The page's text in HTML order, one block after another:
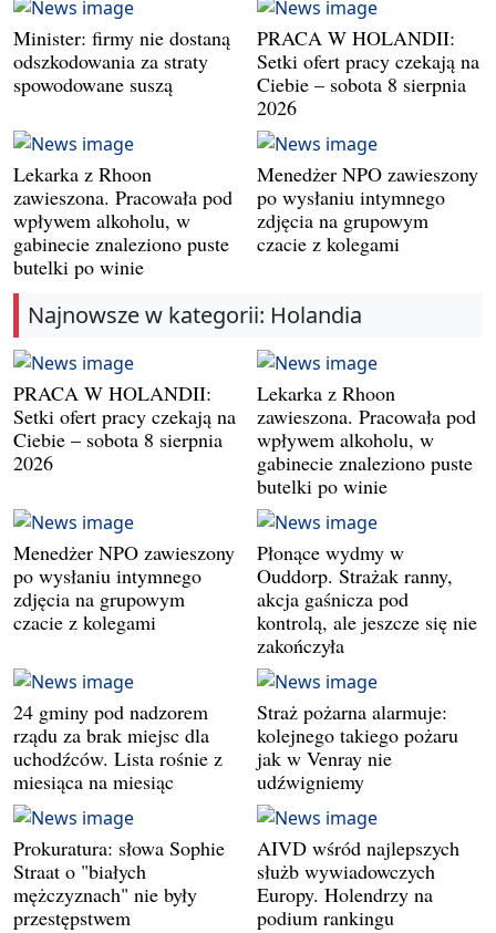
Minister: firmy nie dostaną
odszkodowania za straty
spowodowane suszą
PRACA W HOLANDII:
Setki ofert pracy czekają na
Ciebie – sobota 8 sierpnia
2026
Lekarka z Rhoon
zawieszona. Pracowała pod
wpływem alkoholu, w
gabinecie znaleziono puste
butelki po winie
Menedżer NPO zawieszony
po wysłaniu intymnego
zdjęcia na grupowym
czacie z kolegami
Najnowsze w kategorii: Holandia
PRACA W HOLANDII:
Setki ofert pracy czekają na
Ciebie – sobota 8 sierpnia
2026
Lekarka z Rhoon
zawieszona. Pracowała pod
wpływem alkoholu, w
gabinecie znaleziono puste
butelki po winie
Menedżer NPO zawieszony
po wysłaniu intymnego
zdjęcia na grupowym
czacie z kolegami
Płonące wydmy w
Ouddorp. Strażak ranny,
akcja gaśnicza pod
kontrolą, ale jeszcze się nie
zakończyła
24 gminy pod nadzorem
rządu za brak miejsc dla
uchodźców. Lista rośnie z
miesiąca na miesiąc
Straż pożarna alarmuje:
kolejnego takiego pożaru
jak w Venray nie
udźwigniemy
Prokuratura: słowa Sophie
Straat o "białych
mężczyznach" nie były
przestępstwem
AIVD wśród najlepszych
służb wywiadowczych
Europy. Holendrzy na
podium rankingu